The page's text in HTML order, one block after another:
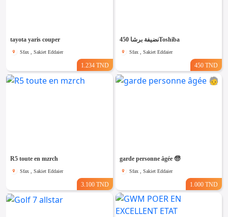
tayota yaris couper
Sfax , Sakiet Eddaier
1.234 TND
نضيفة برشا 450Toshiba
Sfax , Sakiet Eddaier
450 TND
R5 toute en mzrch
Sfax , Sakiet Eddaier
3.100 TND
garde personne âgée 🧓
Sfax , Sakiet Eddaier
1.000 TND